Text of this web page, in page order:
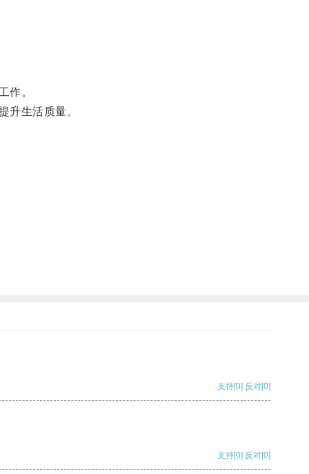
作。
生活质量。
支持[0] 反对[0]
支持[0] 反对[0]